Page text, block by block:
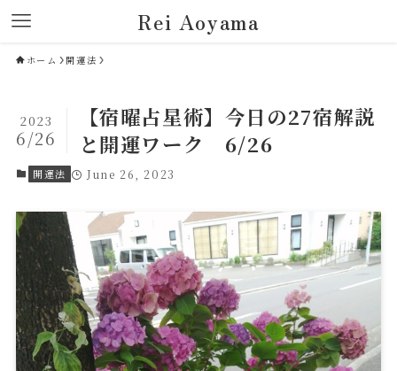
Rei Aoyama
ホーム 開運法
【宿曜占星術】今日の27宿解説
と開運ワーク 6/26
2023
6/26
開運法 June 26, 2023